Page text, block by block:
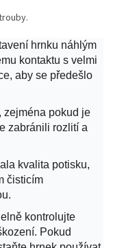
hrnku náhlým
kontaktu s velmi
aby se předešlo
zejména pokud je
zabránili rozlití a
kvalita potisku,
čisticím
kontrolujte
Pokud